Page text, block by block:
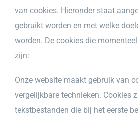
van cookies. Hieronder staat
gebruikt worden en met welke
worden. De cookies die
zijn:
Onze website maakt gebruik van
vergelijkbare technieken. Cookies
tekstbestanden die bij het eerste